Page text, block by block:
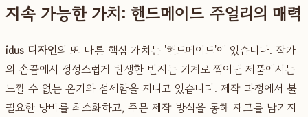
지속 가능한 가치: 핸드메이드 주얼리의 매력
idus 디자인의 또 다른 핵심 가치는 '핸드메이드'에 있습니다. 작가
의 손끝에서 정성스럽게 탄생한 반지는 기계로 찍어낸 제품에서는
느낄 수 없는 온기와 섬세함을 지니고 있습니다. 제작 과정에서 불
필요한 낭비를 최소화하고, 주문 제작 방식을 통해 재고를 남기지